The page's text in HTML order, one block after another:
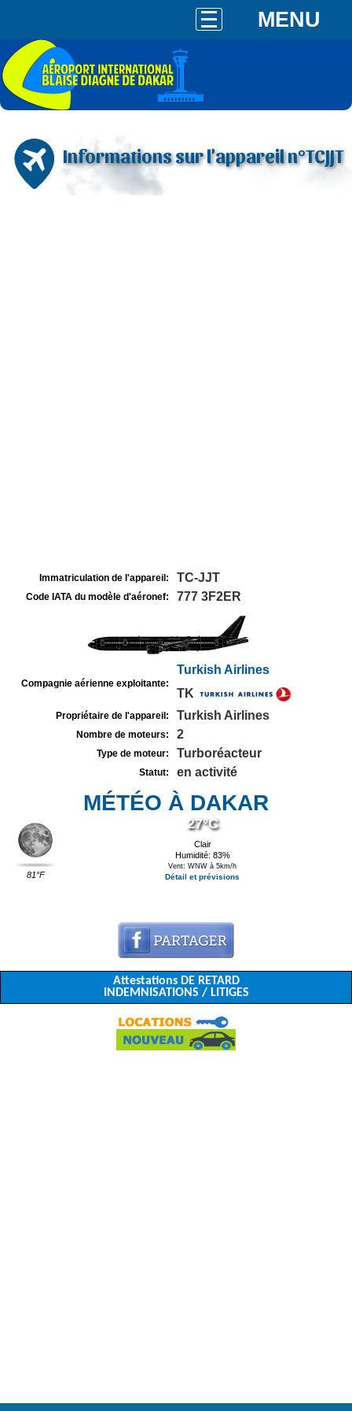
MENU
Informations sur l'appareil n°TCJJT
Immatriculation de l'appareil: TC-JJT
Code IATA du modèle d'aéronef: 777 3F2ER
Compagnie aérienne exploitante:
Turkish Airlines
TK
Propriétaire de l'appareil: Turkish Airlines
Nombre de moteurs: 2
Type de moteur: Turboréacteur
Statut: en activité
MÉTÉO À DAKAR
81°F
27°C
Clair
Humidité: 83%
Vent: WNW à 5km/h
Détail et prévisions
Attestations DE RETARD
INDEMNISATIONS / LITIGES